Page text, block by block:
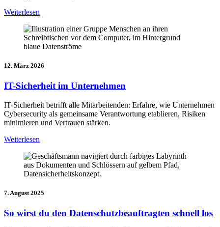
Weiterlesen
12. März 2026
IT-Sicherheit im Unternehmen
IT-Sicherheit betrifft alle Mitarbeitenden: Erfahre, wie Unternehmen
Cybersecurity als gemeinsame Verantwortung etablieren, Risiken
minimieren und Vertrauen stärken.
Weiterlesen
7. August 2025
So wirst du den Datenschutzbeauftragten schnell los